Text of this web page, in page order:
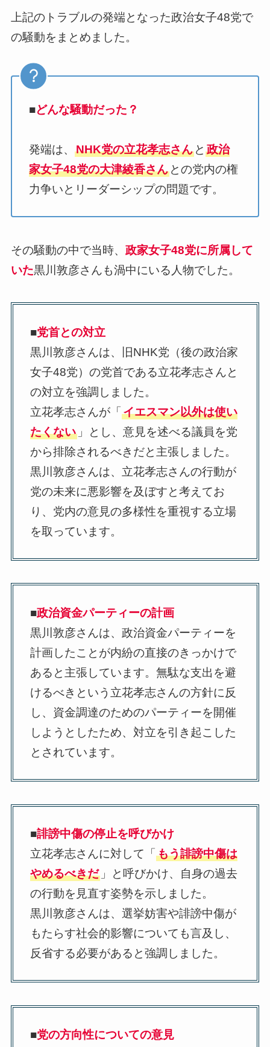
上記のトラブルの発端となった政治女子48党で
の騒動をまとめました。
■どんな騒動だった？
発端は、NHK党の立花孝志さん と政治
家女子48党の大津綾香さん との党内の権
力争いとリーダーシップの問題です。
その騒動の中で当時、 政家女子48党に所属して
いた黒川敦彦さんも渦中にいる人物でした。
■党首との対立
黒川敦彦さんは、旧NHK党（後の政治家
女子48党）の党首である立花孝志さんと
の対立を強調しました。
立花孝志さんが「イエスマン以外は使い
たくない 」とし、意見を述べる議員を党
から排除されるべきだと主張しました。
黒川敦彦さんは、立花孝志さんの行動が
党の未来に悪影響を及ぼすと考えてお
り、党内の意見の多様性を重視する立場
を取っています。
■政治資金パーティーの計画
黒川敦彦さんは、政治資金パーティーを
計画したことが内紛の直接のきっかけで
あると主張しています。無駄な支出を避
けるべきという立花孝志さんの方針に反
し、資金調達のためのパーティーを開催
しようとしたため、対立を引き起こした
とされています。
■誹謗中傷の停止を呼びかけ
立花孝志さんに対して「もう誹謗中傷は
やめるべきだ 」と呼びかけ、自身の過去
の行動を見直す姿勢を示しました。
黒川敦彦さんは、選挙妨害や誹謗中傷が
もたらす社会的影響についても言及し、
反省する必要があると強調しました。
■党の方向性についての意見